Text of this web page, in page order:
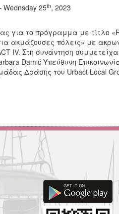
Wednsday 25th, 2023
για το πρόγραμμα με τίτλο
ακμάζουσες πόλεις» με
IV. Στη συνάντηση
Damić Υπεύθυνη
Δράσης του Urbact Local